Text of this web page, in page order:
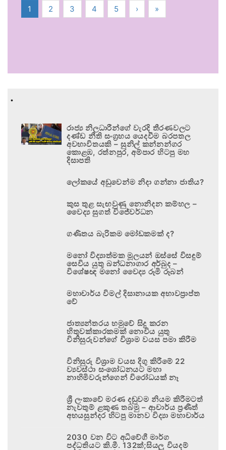
1 2 3 4 5 › »
.
රාජ්‍ය නිලධාරීන්ගේ වැරදි තීරණවලට
දණ්ඩ නීති සංග්‍රහය යෙදවීම බරපතල
අවභාවිතයකි – සුනිල් කන්නන්ගර
කොළඹ, රත්නපුර, අම්පාර හිටපු මහ
දිසාපති
ලෝකයේ අඩුවෙන්ම නිදා ගන්නා ජාතිය?
කුස තුළ සැඟවුණු නොනිදන කම්හල –
වෛද්‍ය සුගත් විජේවර්ධන
ගණිතය බැරිකම මෝඩකමක් ද?
මනෝ විද්‍යාත්මක මූලයන් ඔස්සේ විසඳුම්
සෙවිය යුතු බන්ධනාගාර අර්බුද –
විශේෂඥ මනෝ වෛද්‍ය රූමි රූබන්
මහාචාර්ය විමල් දිසානායක අභාවප්‍රාප්ත
වේ
ජාත්‍යන්තරය හමුවේ සිදු කරන
හිතුවක්කාරකමක් නොවිය යුතු
විනිසුරුවන්ගේ විශ්‍රාම වයස පමා කිරීම
විනිසුරු විශ්‍රාම වයස දිගු කිරීමේ 22
ව්‍යවස්ථා සංශෝධනයට මහා
නාහිමිවරුන්ගෙන් විරෝධයක් නෑ
ශ්‍රී ලංකාවේ මරණ දඬුවම නියම කිරීමටත්
නැවතුම් ළකුණ තබමු – ආචාර්ය ප්‍රණීත්
අභයසුන්දර හිටපු මානව විද්‍යා මහාචාර්ය
2030 වන විට අධිවේගී මාර්ග
පද්ධතියට කි.මී. 132ක්;සියලු වියදම්